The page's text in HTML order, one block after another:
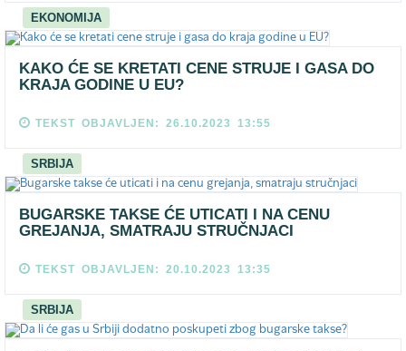
EKONOMIJA
KAKO ĆE SE KRETATI CENE STRUJE I GASA DO
KRAJA GODINE U EU?
TEKST OBJAVLJEN: 26.10.2023 13:55
SRBIJA
BUGARSKE TAKSE ĆE UTICATI I NA CENU
GREJANJA, SMATRAJU STRUČNJACI
TEKST OBJAVLJEN: 20.10.2023 13:35
SRBIJA